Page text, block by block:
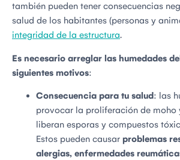
también pueden tener consecuencias
salud de los habitantes (personas y
integridad de la estructura.
Es necesario arreglar las humedades
siguientes motivos:
Consecuencia para tu salud: las
provocar la proliferación de moho
liberan esporas y compuestos
Estos pueden causar problemas
alergias, enfermedades